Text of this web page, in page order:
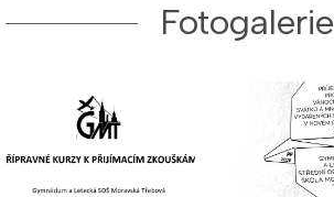
Fotogalerie